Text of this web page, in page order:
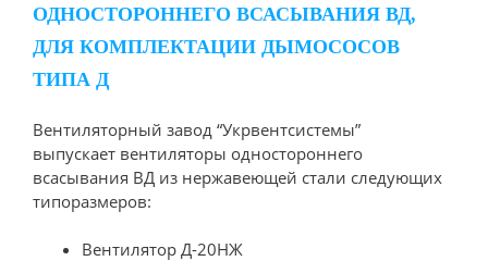
ОДНОСТОРОННЕГО ВСАСЫВАНИЯ ВД,
ДЛЯ КОМПЛЕКТАЦИИ ДЫМОСОСОВ
ТИПА Д
Вентиляторный завод “Укрвентсистемы”
выпускает вентиляторы одностороннего
всасывания ВД из нержавеющей стали следующих
типоразмеров:
Вентилятор Д-20НЖ